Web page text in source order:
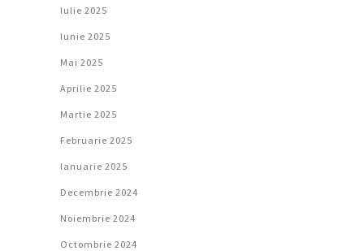
Iulie 2025
Iunie 2025
Mai 2025
Aprilie 2025
Martie 2025
Februarie 2025
Ianuarie 2025
Decembrie 2024
Noiembrie 2024
Octombrie 2024